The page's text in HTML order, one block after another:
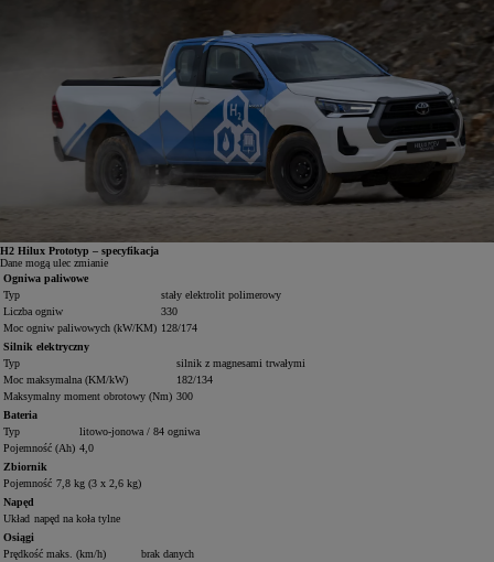
H2 Hilux Prototyp – specyfikacja
Dane mogą ulec zmianie
Ogniwa paliwowe
Typ
stały elektrolit polimerowy
Liczba ogniw
330
Moc ogniw paliwowych (kW/KM) 128/174
Silnik elektryczny
Typ
silnik z magnesami trwałymi
Moc maksymalna (KM/kW)
182/134
Maksymalny moment obrotowy (Nm) 300
Bateria
Typ
litowo-jonowa / 84 ogniwa
Pojemność (Ah) 4,0
Zbiornik
Pojemność 7,8 kg (3 x 2,6 kg)
Napęd
Układ napęd na koła tylne
Osiągi
Prędkość maks. (km/h)
brak danych